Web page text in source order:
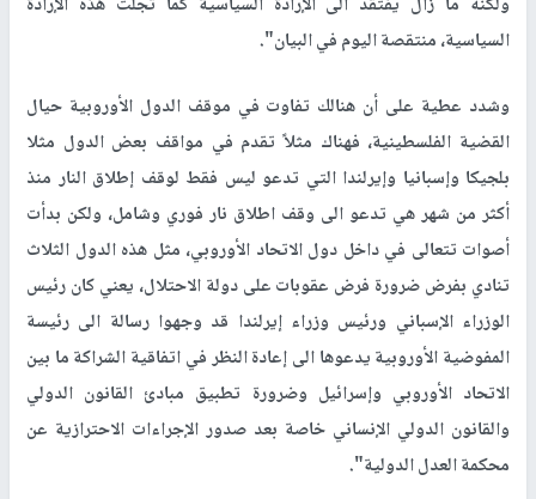
السياسية، منتقصة اليوم في البيان".
وشدد عطية على أن هنالك تفاوت في موقف الدول الأوروبية حيال
القضية الفلسطينية، فهناك مثلاً تقدم في مواقف بعض الدول مثلا
بلجيكا وإسبانيا وإيرلندا التي تدعو ليس فقط لوقف إطلاق النار منذ
أكثر من شهر هي تدعو الى وقف اطلاق نار فوري وشامل، ولكن بدأت
أصوات تتعالى في داخل دول الاتحاد الأوروبي، مثل هذه الدول الثلاث
تنادي بفرض ضرورة فرض عقوبات على دولة الاحتلال، يعني كان رئيس
الوزراء الإسباني ورئيس وزراء إيرلندا قد وجهوا رسالة الى رئيسة
المفوضية الأوروبية يدعوها الى إعادة النظر في اتفاقية الشراكة ما بين
الاتحاد الأوروبي وإسرائيل وضرورة تطبيق مبادئ القانون الدولي
والقانون الدولي الإنساني خاصة بعد صدور الإجراءات الاحترازية عن
محكمة العدل الدولية".